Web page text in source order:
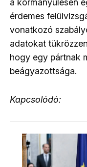
a kormányülésen
érdemes
vonatkozó
adatokat
hogy egy pártnak
beágyazottsága.
Kapcsolódó: